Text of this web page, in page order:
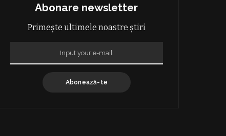
Abonare newsletter
Primește ultimele noastre știri
Abonează-te